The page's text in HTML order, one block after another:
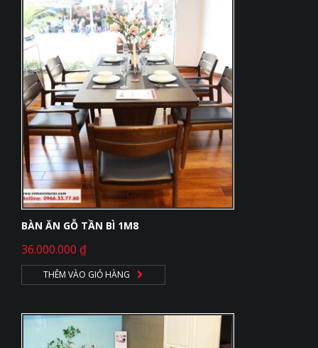
BÀN ĂN GỖ TẦN BÌ 1M8
36.000.000 ₫
THÊM VÀO GIỎ HÀNG